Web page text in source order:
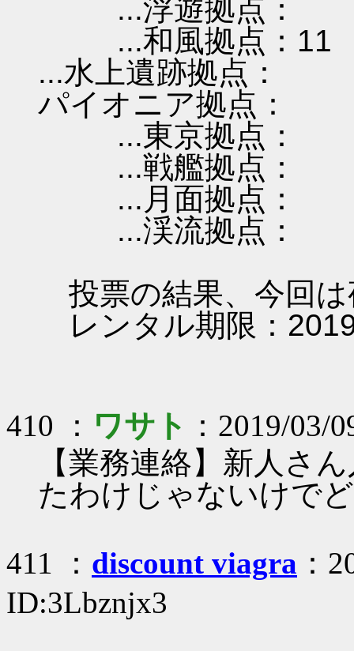
...浮遊拠点：
...和風拠点：11
...水上遺跡拠点：
パイオニア拠点：
...東京拠点：
...戦艦拠点：
...月面拠点：
...渓流拠点：
投票の結果、今回
レンタル期限：
410 ： ワサト ：2019/03/
【業務連絡】新人さ
たわけじゃないけで
411 ： discount viagra ：
ID:3Lbznjx3